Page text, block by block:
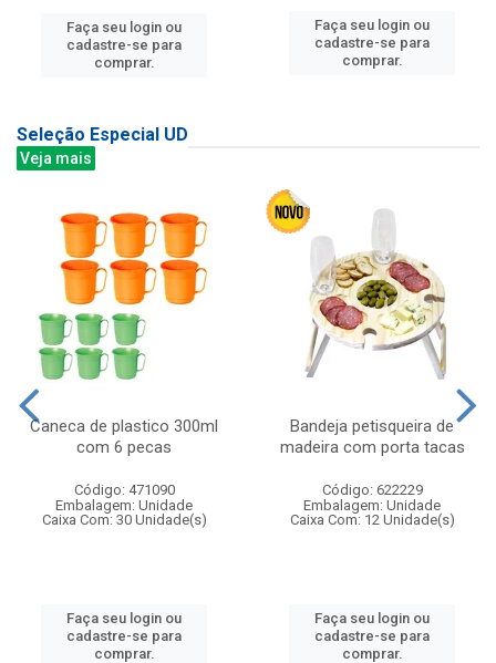
Faça seu login ou
cadastre-se para
comprar.
Faça seu login ou
cadastre-se para
comprar.
Seleção Especial UD
Veja mais
Caneca de plastico 300ml
com 6 pecas
Código: 471090
Embalagem: Unidade
Caixa Com: 30 Unidade(s)
Faça seu login ou
cadastre-se para
comprar.
Bandeja petisqueira de
madeira com porta tacas
Código: 622229
Embalagem: Unidade
Caixa Com: 12 Unidade(s)
Faça seu login ou
cadastre-se para
comprar.